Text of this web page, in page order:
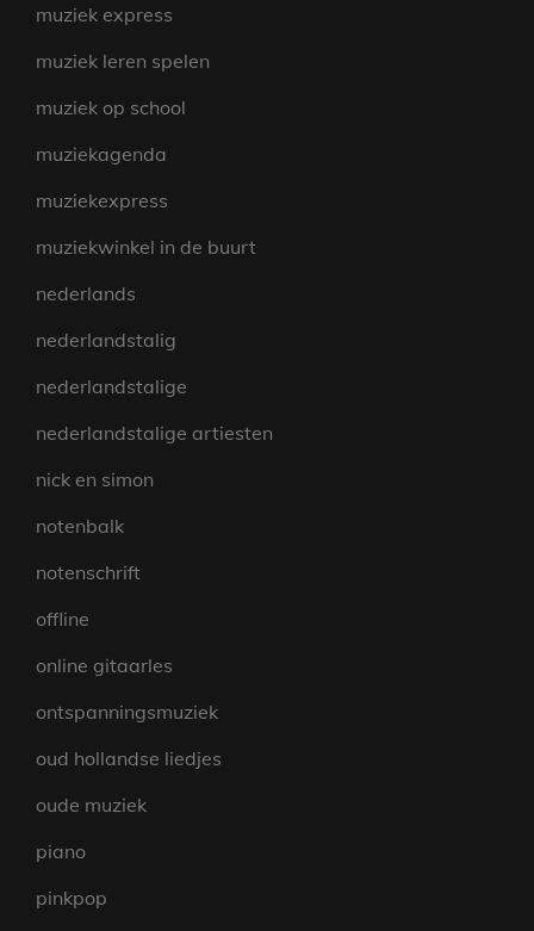
muziek express
muziek leren spelen
muziek op school
muziekagenda
muziekexpress
muziekwinkel in de buurt
nederlands
nederlandstalig
nederlandstalige
nederlandstalige artiesten
nick en simon
notenbalk
notenschrift
offline
online gitaarles
ontspanningsmuziek
oud hollandse liedjes
oude muziek
piano
pinkpop